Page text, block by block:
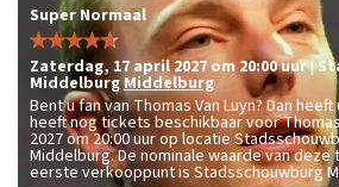
Super Normaal
zaterdag, 17 april 2027 om 20:00uur|
MiddelburgMiddelburg
Bent u fan van Thomas Van Luyn? Dan
heeft nog tickets beschikbaar voor
2027 om 20:00 uur op locatie
Middelburg. De nominale waarde van deze
eerste verkooppunt is Stadsschouwburg